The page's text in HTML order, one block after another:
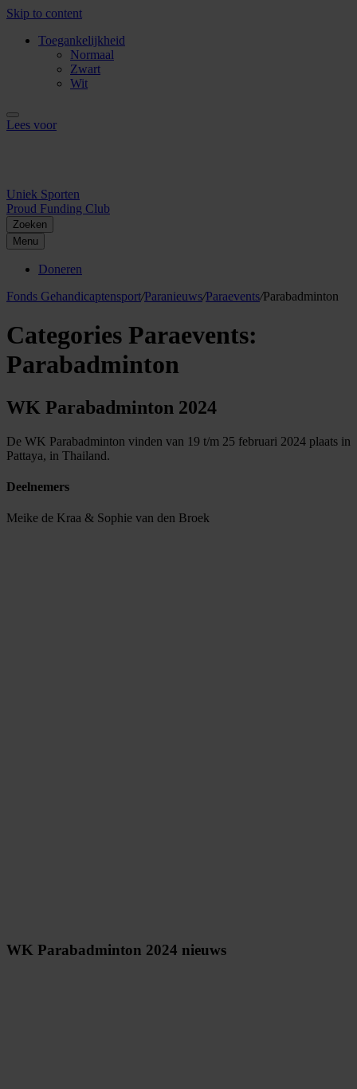
Skip to content
Toegankelijkheid
Normaal
Zwart
Wit
Lees voor
Uniek Sporten
Proud Funding Club
Zoeken
Menu
Doneren
Fonds Gehandicaptensport/Paranieuws/Paraevents/Parabadminton
Categories Paraevents:
Parabadminton
WK Parabadminton 2024
De WK Parabadminton vinden van 19 t/m 25 februari 2024 plaats in
Pattaya, in Thailand.
Deelnemers
Meike de Kraa & Sophie van den Broek
WK Parabadminton 2024 nieuws